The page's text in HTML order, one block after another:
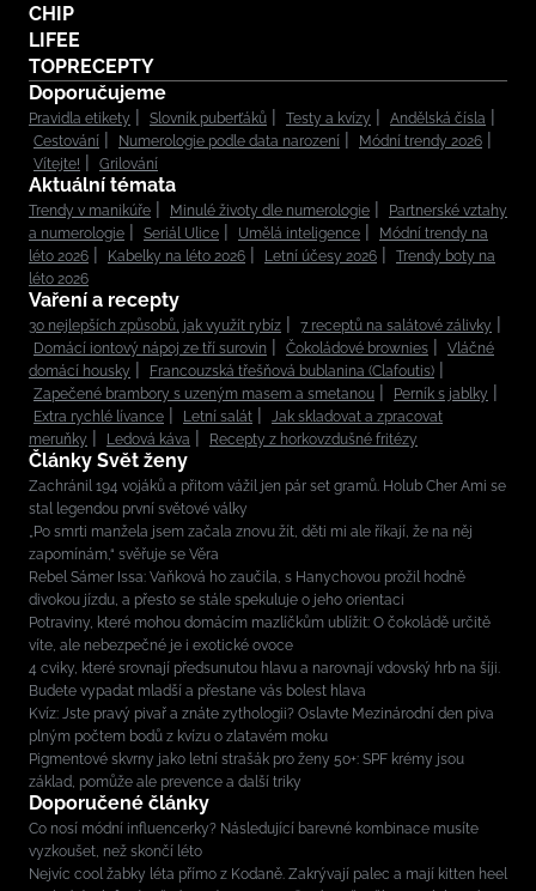
CHIP
LIFEE
TOPRECEPTY
Doporučujeme
Pravidla etikety Slovník puberťáků Testy a kvízy
Andělská čísla
Cestování
Numerologie podle data narození
Módní trendy 2026
Vítejte!
Grilování
Aktuální témata
Trendy v manikúře Minulé životy dle numerologie
Partnerské vztahy
a numerologie
Seriál Ulice Umělá inteligence
Módní trendy na
léto 2026
Kabelky na léto 2026 Letní účesy 2026
Trendy boty na
léto 2026
Vaření a recepty
30 nejlepších způsobů, jak využít rybíz
7 receptů na salátové zálivky
Domácí iontový nápoj ze tří surovin
Čokoládové brownies
Vláčné
domácí housky
Francouzská třešňová bublanina (Clafoutis)
Zapečené brambory s uzeným masem a smetanou
Perník s jablky
Extra rychlé lívance
Letní salát
Jak skladovat a zpracovat
meruňky
Ledová káva Recepty z horkovzdušné fritézy
Články Svět ženy
Zachránil 194 vojáků a přitom vážil jen pár set gramů. Holub Cher Ami se
stal legendou první světové války
„Po smrti manžela jsem začala znovu žít, děti mi ale říkají, že na něj
zapomínám,“ svěřuje se Věra
Rebel Sámer Issa: Vaňková ho zaučila, s Hanychovou prožil hodně
divokou jízdu, a přesto se stále spekuluje o jeho orientaci
Potraviny, které mohou domácím mazlíčkům ublížit: O čokoládě určitě
víte, ale nebezpečné je i exotické ovoce
4 cviky, které srovnají předsunutou hlavu a narovnají vdovský hrb na šíji.
Budete vypadat mladší a přestane vás bolest hlava
Kvíz: Jste pravý pivař a znáte zythologii? Oslavte Mezinárodní den piva
plným počtem bodů z kvízu o zlatavém moku
Pigmentové skvrny jako letní strašák pro ženy 50+: SPF krémy jsou
základ, pomůže ale prevence a další triky
Doporučené články
Co nosí módní influencerky? Následující barevné kombinace musíte
vyzkoušet, než skončí léto
Nejvíc cool žabky léta přímo z Kodaně. Zakrývají palec a mají kitten heel